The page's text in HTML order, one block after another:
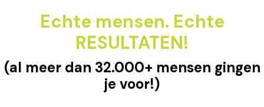
Echte mensen. Echte
RESULTATEN!
(al meer dan 32.000+ mensen gingen
je voor!)